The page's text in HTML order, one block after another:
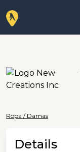
Ropa / Damas
Details